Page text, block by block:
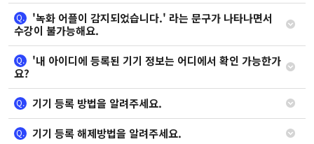
Q.
'녹화 어플이 감지되었습니다.' 라는 문구가 나타나면서
수강이 불가능해요.
Q.
'내 아이디에 등록된 기기 정보는 어디에서 확인 가능한가
요?
Q. 기기 등록 방법을 알려주세요.
Q. 기기 등록 해제방법을 알려주세요.